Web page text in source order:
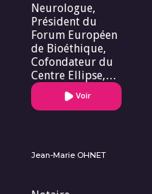
Neurologue,
Président du
Forum Européen
de Bioéthique,
Cofondateur du
Centre Ellipse,
auteur
Voir
Jean-Marie OHNET